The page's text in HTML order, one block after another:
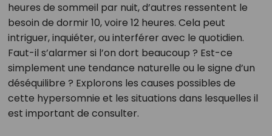
heures de sommeil par nuit, d’autres ressentent le
besoin de dormir 10, voire 12 heures. Cela peut
intriguer, inquiéter, ou interférer avec le quotidien.
Faut-il s’alarmer si l’on dort beaucoup ? Est-ce
simplement une tendance naturelle ou le signe d’un
déséquilibre ? Explorons les causes possibles de
cette hypersomnie et les situations dans lesquelles il
est important de consulter.